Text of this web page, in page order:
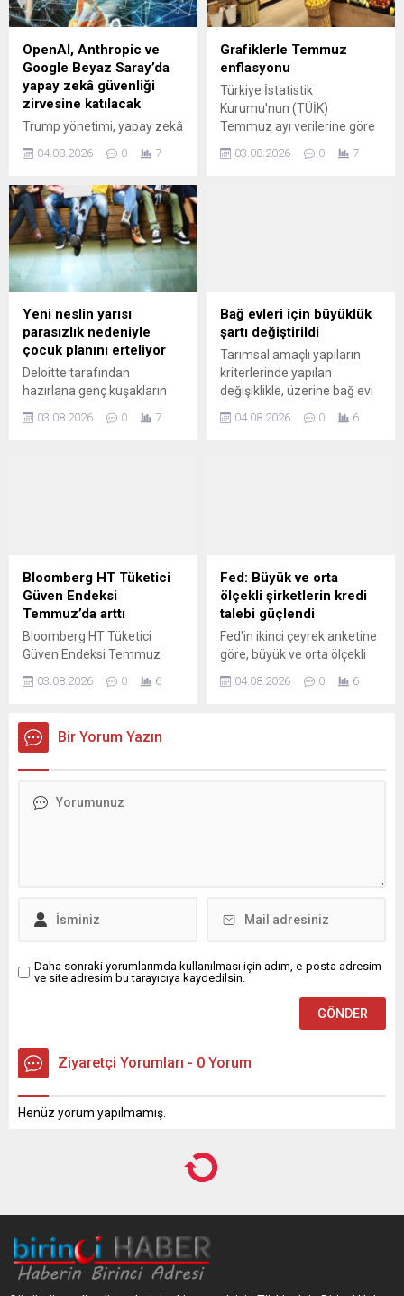
OpenAI, Anthropic ve
Google Beyaz Saray’da
yapay zekâ güvenliği
zirvesine katılacak
Trump yönetimi, yapay zekâ
güvenlik testlerine yönelik
üzere önde gelen teknoloji
şirketlerini Beyaz Saray'da
bir araya getiriyor.
04.08.2026 0 7
Grafiklerle Temmuz
enflasyonu
Türkiye İstatistik
Kurumu'nun (TÜİK)
Temmuz ayı verilerine göre
çıktı. Haziran ayında aylık
03.08.2026 0 7
Yeni neslin yarısı
parasızlık nedeniyle
çocuk planını erteliyor
Deloitte tarafından
hazırlana genç kuşakların
yaşanan değişimleri ortaya
etme gibi önemli yaşam
kararlarını finansal
öncelikleri doğrultusunda
03.08.2026 0 7
Bağ evleri için büyüklük
şartı değiştirildi
Tarımsal amaçlı yapıların
kriterlerinde yapılan
değişiklikle, üzerine bağ evi
tarım arazilerinde aranan
04.08.2026 0 6
Bloomberg HT Tüketici
Güven Endeksi
Temmuz’da arttı
Bloomberg HT Tüketici
Güven Endeksi Temmuz
yüzde 4.80 oranında artarak
03.08.2026 0 6
Fed: Büyük ve orta
ölçekli şirketlerin kredi
talebi güçlendi
Fed'in ikinci çeyrek anketine
göre, büyük ve orta ölçekli
kredi talebi güçlenirken,
04.08.2026 0 6
Bir Yorum Yazın
Daha sonraki yorumlarımda kullanılması için adım, e-posta adresim
ve site adresim bu tarayıcıya kaydedilsin.
Ziyaretçi Yorumları - 0 Yorum
Henüz yorum yapılmamış.